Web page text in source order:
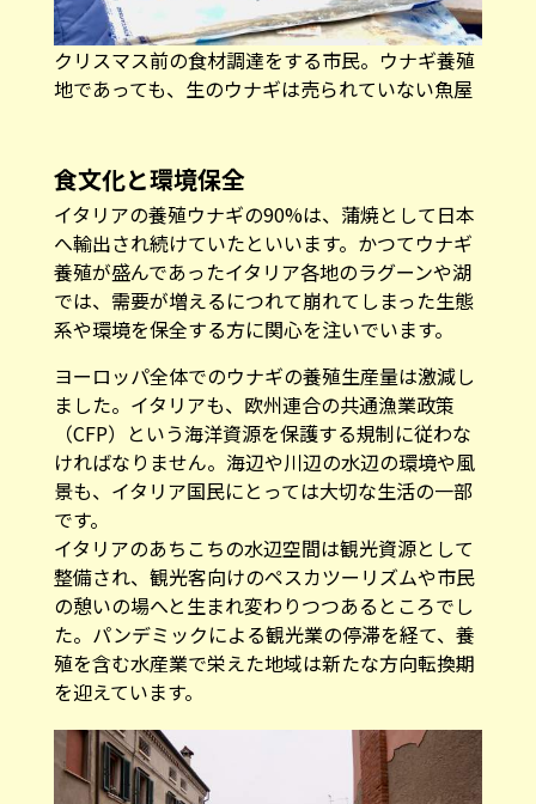
食文化と環境保全
イタリアの養殖ウナギの90%は、蒲焼として日本
養殖が盛んであったイタリア各地のラグーンや湖
では、需要が増えるにつれて崩れてしまった生態
系や環境を保全する方に関心を注いでいます。
ヨーロッパ全体でのウナギの養殖生産量は激減し
ました。イタリアも、欧州連合の共通漁業政策
（CFP）という海洋資源を保護する規制に従わな
景も、イタリア国民にとっては大切な生活の一部
です。
イタリアのあちこちの水辺空間は観光資源として
整備され、観光客向けのペスカツーリズムや市民
の憩いの場へと生まれ変わりつつあるところでし
た。パンデミックによる観光業の停滞を経て、養
殖を含む水産業で栄えた地域は新たな方向転換期
を迎えています。